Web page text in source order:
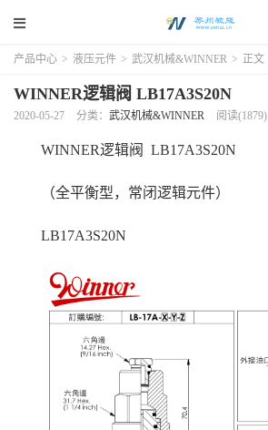
产品中心 > 液压元件 > 武汉机械&WINNER > 正文
WINNER逻辑阀 LB17A3S20N
2020-05-27 分类： 武汉机械&WINNER 阅读(1879)
WINNER逻辑阀 LB17A3S20N
（全平衡型，常闭逻辑元件）
LB17A3S20N